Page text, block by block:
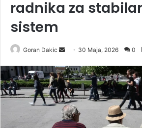
radnika za
sistem
Goran Dakic
n
d
a
n
e
30 Maja, 2026 0